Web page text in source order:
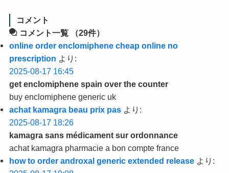
コメント
コメント一覧
（29件）
online order enclomiphene cheap online no
prescription より:
2025-08-17 16:45
get enclomiphene spain over the counter
buy enclomiphene generic uk
achat kamagra beau prix pas より:
2025-08-17 18:26
kamagra sans médicament sur ordonnance
achat kamagra pharmacie a bon compte france
how to order androxal generic extended release より: